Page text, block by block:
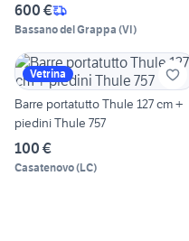
600 €
Bassano del Grappa (VI)
Vetrina
Barre portatutto Thule 127 cm +
piedini Thule 757
100 €
Casatenovo(LC)